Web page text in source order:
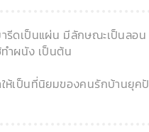
ดเป็นแผ่น มีลักษณะเป็นลอน
ทำผนัง เป็นต้น
ห้เป็นที่นิยมของคนรักบ้านยุค